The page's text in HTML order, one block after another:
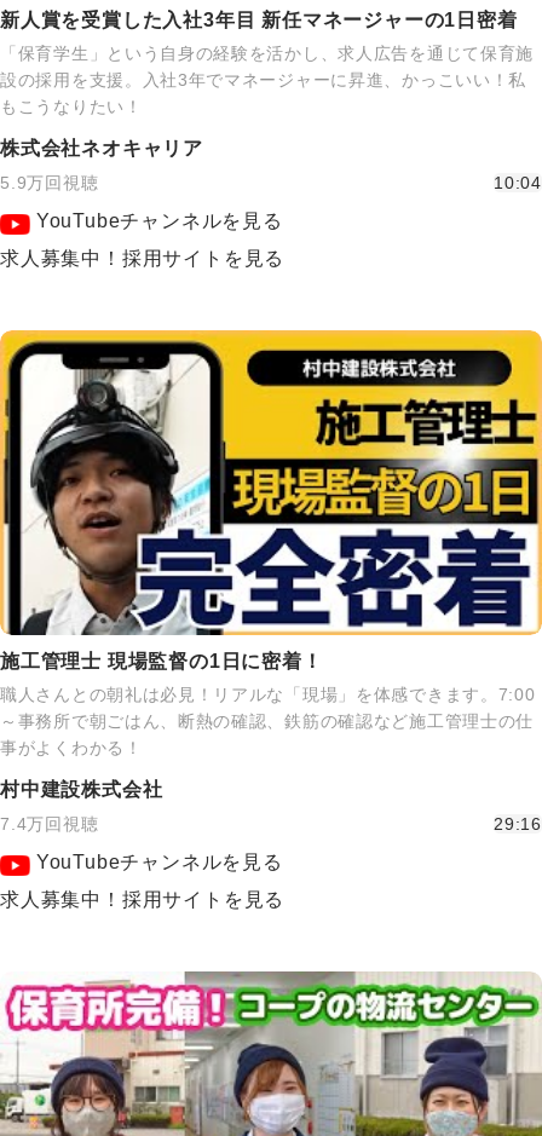
新人賞を受賞した入社3年目 新任マネージャーの1日密着
「保育学生」という自身の経験を活かし、求人広告を通じて保育施
設の採用を支援。入社3年でマネージャーに昇進、かっこいい！私
もこうなりたい！
株式会社ネオキャリア
5.9万回視聴 10:04
YouTubeチャンネルを見る
求人募集中！採用サイトを見る
施工管理士 現場監督の1日に密着！
職人さんとの朝礼は必見！リアルな「現場」を体感できます。7:00
～事務所で朝ごはん、断熱の確認、鉄筋の確認など施工管理士の仕
事がよくわかる！
村中建設株式会社
7.4万回視聴 29:16
YouTubeチャンネルを見る
求人募集中！採用サイトを見る